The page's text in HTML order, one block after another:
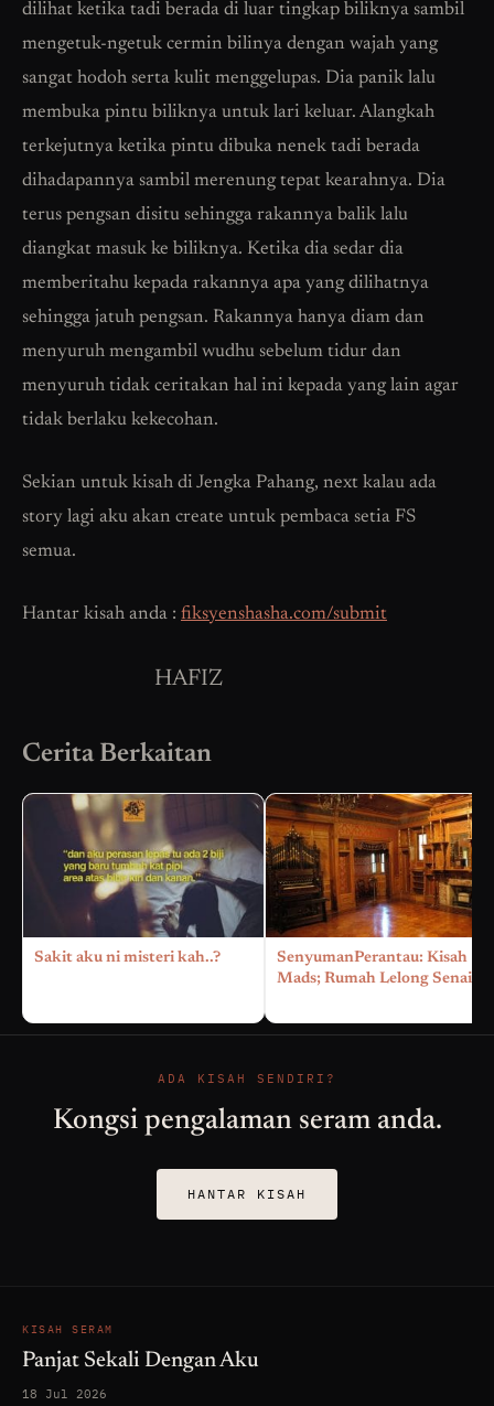
dilihat ketika tadi berada di luar tingkap biliknya sambil
mengetuk-ngetuk cermin bilinya dengan wajah yang
sangat hodoh serta kulit menggelupas. Dia panik lalu
membuka pintu biliknya untuk lari keluar. Alangkah
terkejutnya ketika pintu dibuka nenek tadi berada
dihadapannya sambil merenung tepat kearahnya. Dia
terus pengsan disitu sehingga rakannya balik lalu
diangkat masuk ke biliknya. Ketika dia sedar dia
memberitahu kepada rakannya apa yang dilihatnya
sehingga jatuh pengsan. Rakannya hanya diam dan
menyuruh mengambil wudhu sebelum tidur dan
menyuruh tidak ceritakan hal ini kepada yang lain agar
tidak berlaku kekecohan.
Sekian untuk kisah di Jengka Pahang, next kalau ada
story lagi aku akan create untuk pembaca setia FS
semua.
Hantar kisah anda : fiksyenshasha.com/submit
HAFIZ
Cerita Berkaitan
Sakit aku ni misteri kah..?
SenyumanPerantau: Kisah
Mads; Rumah Lelong Senai
ADA KISAH SENDIRI?
Kongsi pengalaman seram anda.
HANTAR KISAH
KISAH SERAM
Panjat Sekali Dengan Aku
18 Jul 2026